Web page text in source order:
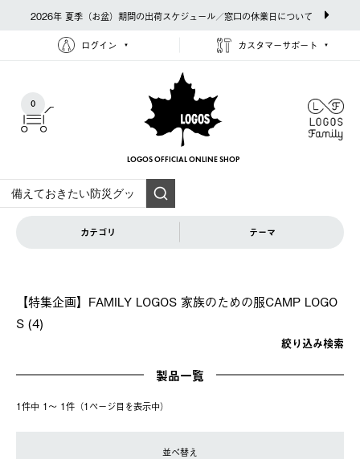
2026年 夏季（お盆）期間の出荷スケジュール／窓口の休業日について
ログイン カスタマーサポート
0
LOGOS OFFICIAL ONLINE SHOP
カテゴリ テーマ
絞り込み検索
【特集企画】FAMILY LOGOS 家族のための服CAMP LOGO
S (4)
製品一覧
1件中 1〜 1件（1ページ⽬を表⽰中）
並べ替え